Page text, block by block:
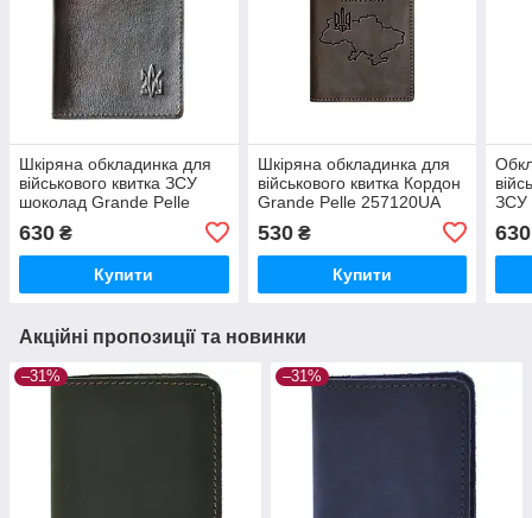
Шкіряна обкладинка для
військового квитка ЗСУ
шоколад Grande Pelle
630 ₴
Купити
Шкіряна обкладинка для
військового квитка Кордон
Grande Pelle 257120UA
530₴
Купити
ЗСУ
630
Акційні пропозиції та новинки
–31% –31%